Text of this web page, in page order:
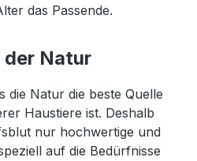
das Passende.
der Natur
die Natur die beste Quelle
Haustiere ist. Deshalb
nur hochwertige und
auf die Bedürfnisse